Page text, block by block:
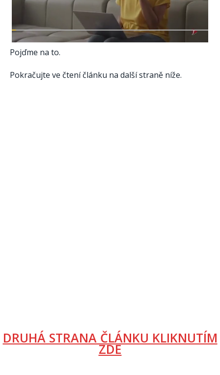
Pojďme na to.
Pokračujte ve čtení článku na další straně níže.
DRUHÁ STRANA ČLÁNKU KLIKNUTÍM
ZDE